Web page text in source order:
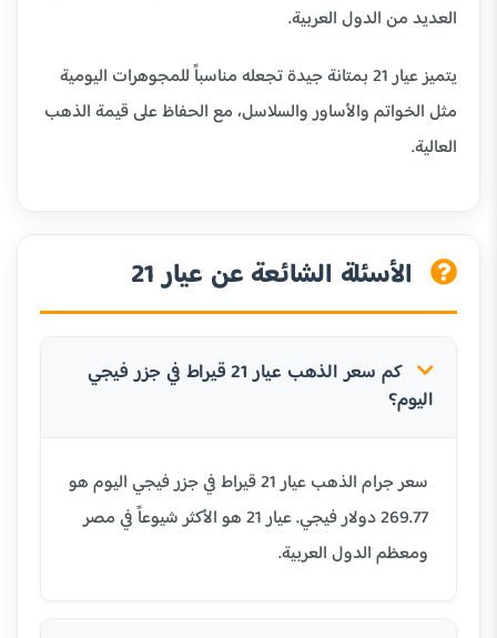
العديد من الدول العربية.
يتميز عيار 21 بمتانة جيدة تجعله مناسباً للمجوهرات اليومية
مثل الخواتم والأساور والسلاسل، مع الحفاظ على قيمة الذهب
العالية.
الأسئلة الشائعة عن عيار 21
كم سعر الذهب عيار 21 قيراط في جزر فيجي
اليوم؟
سعر جرام الذهب عيار 21 قيراط في جزر فيجي اليوم هو
269.77 دولار فيجي. عيار 21 هو الأكثر شيوعاً في مصر
ومعظم الدول العربية.